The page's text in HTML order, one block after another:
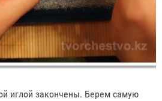
иглой закончены. Берем самую